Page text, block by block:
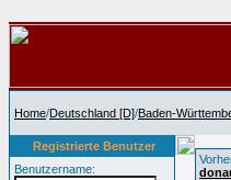
Home/Deutschland [D]/Baden-
Registrierte Benutzer
Benutzername: